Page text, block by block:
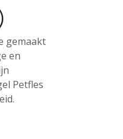
gemaakt
en
Petfles